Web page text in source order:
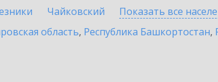
Чайковский Показать все
область, Республика Башкортостан,